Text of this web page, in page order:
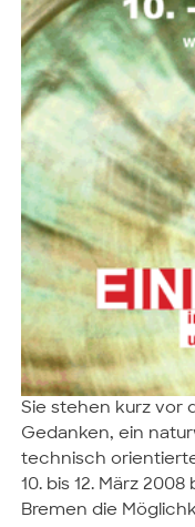
Sie stehen kurz vor
Gedanken, ein
technisch
10. bis 12. März
Bremen die